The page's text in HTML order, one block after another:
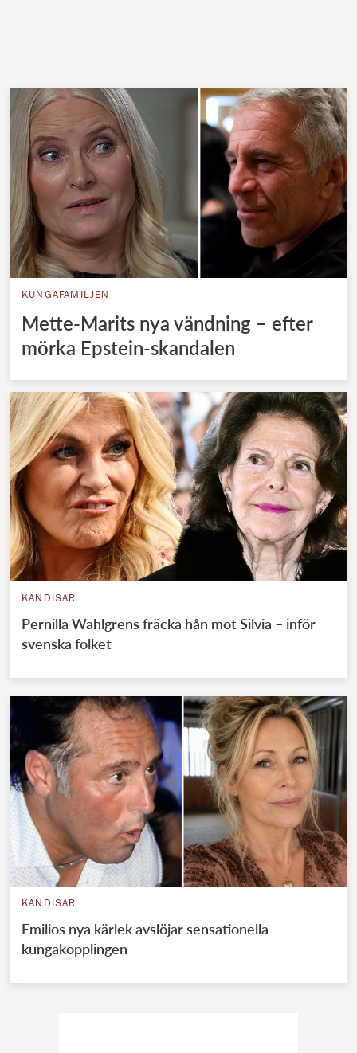
KUNGAFAMILJEN
Mette-Marits nya vändning – efter
mörka Epstein-skandalen
KÄNDISAR
Pernilla Wahlgrens fräcka hån mot Silvia – inför
svenska folket
KÄNDISAR
Emilios nya kärlek avslöjar sensationella
kungakopplingen